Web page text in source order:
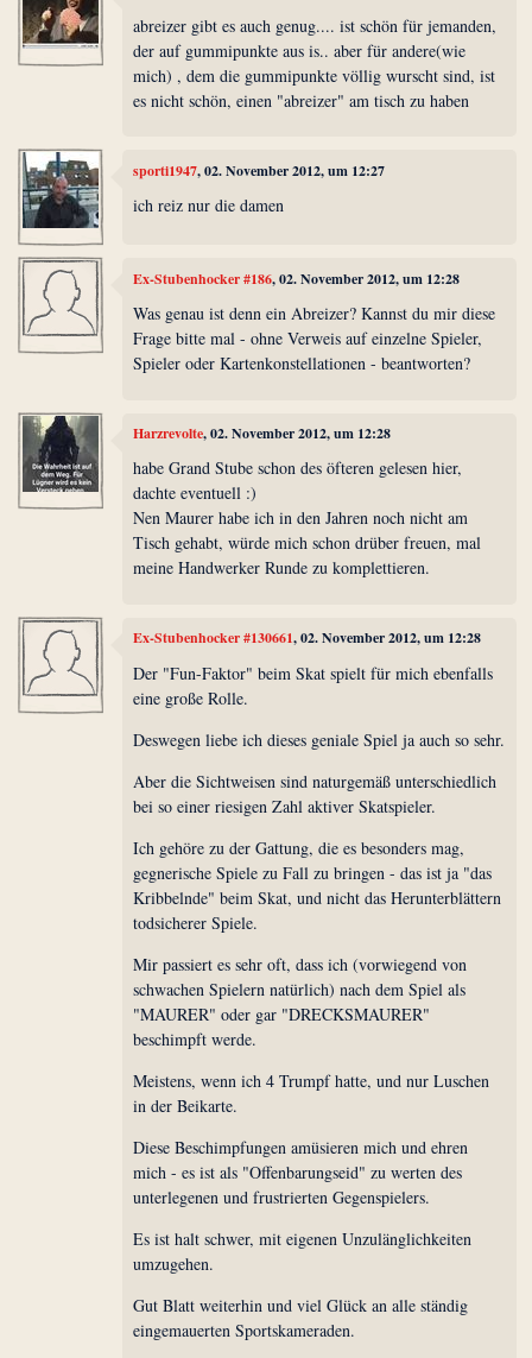
abreizer gibt es auch genug.... ist schön für jemanden,
der auf gummipunkte aus is.. aber für andere(wie
mich) , dem die gummipunkte völlig wurscht sind, ist
es nicht schön, einen "abreizer" am tisch zu haben
sporti1947, 02. November 2012, um 12:27
ich reiz nur die damen
Ex-Stubenhocker #186, 02. November 2012, um 12:28
Was genau ist denn ein Abreizer? Kannst du mir diese
Frage bitte mal - ohne Verweis auf einzelne Spieler,
Spieler oder Kartenkonstellationen - beantworten?
Harzrevolte, 02. November 2012, um 12:28
habe Grand Stube schon des öfteren gelesen hier,
dachte eventuell :)
Nen Maurer habe ich in den Jahren noch nicht am
Tisch gehabt, würde mich schon drüber freuen, mal
meine Handwerker Runde zu komplettieren.
Ex-Stubenhocker #130661, 02. November 2012, um 12:28
Der "Fun-Faktor" beim Skat spielt für mich ebenfalls
eine große Rolle.
Deswegen liebe ich dieses geniale Spiel ja auch so sehr.
Aber die Sichtweisen sind naturgemäß unterschiedlich
bei so einer riesigen Zahl aktiver Skatspieler.
Ich gehöre zu der Gattung, die es besonders mag,
gegnerische Spiele zu Fall zu bringen - das ist ja "das
Kribbelnde" beim Skat, und nicht das Herunterblättern
todsicherer Spiele.
Mir passiert es sehr oft, dass ich (vorwiegend von
schwachen Spielern natürlich) nach dem Spiel als
"MAURER" oder gar "DRECKSMAURER"
beschimpft werde.
Meistens, wenn ich 4 Trumpf hatte, und nur Luschen
in der Beikarte.
Diese Beschimpfungen amüsieren mich und ehren
mich - es ist als "Offenbarungseid" zu werten des
unterlegenen und frustrierten Gegenspielers.
Es ist halt schwer, mit eigenen Unzulänglichkeiten
umzugehen.
Gut Blatt weiterhin und viel Glück an alle ständig
eingemauerten Sportskameraden.